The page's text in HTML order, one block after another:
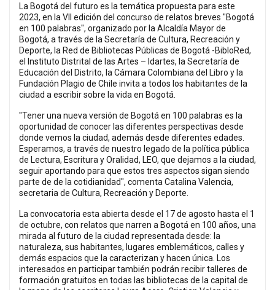
La Bogotá del futuro es la temática propuesta para este
2023, en la VII edición del concurso de relatos breves "Bogotá
en 100 palabras", organizado por la Alcaldía Mayor de
Bogotá, a través de la Secretaría de Cultura, Recreación y
Deporte, la Red de Bibliotecas Públicas de Bogotá -BibloRed,
el Instituto Distrital de las Artes – Idartes, la Secretaría de
Educación del Distrito, la Cámara Colombiana del Libro y la
Fundación Plagio de Chile invita a todos los habitantes de la
ciudad a escribir sobre la vida en Bogotá.
"Tener una nueva versión de Bogotá en 100 palabras es la
oportunidad de conocer las diferentes perspectivas desde
donde vemos la ciudad, además desde diferentes edades.
Esperamos, a través de nuestro legado de la política pública
de Lectura, Escritura y Oralidad, LEO, que dejamos a la ciudad,
seguir aportando para que estos tres aspectos sigan siendo
parte de de la cotidianidad", comenta Catalina Valencia,
secretaria de Cultura, Recreación y Deporte.
La convocatoria esta abierta desde el 17 de agosto hasta el 1
de octubre, con relatos que narren a Bogotá en 100 años, una
mirada al futuro de la ciudad representada desde: la
naturaleza, sus habitantes, lugares emblemáticos, calles y
demás espacios que la caracterizan y hacen única. Los
interesados en participar también podrán recibir talleres de
formación gratuitos en todas las bibliotecas de la capital de